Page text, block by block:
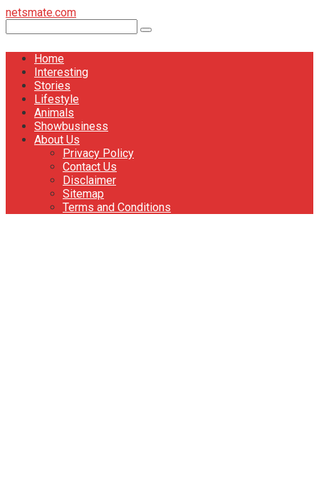
Перейти
контенту
netsmate.com
Home
Interesting
Stories
Lifestyle
Animals
Showbusiness
About Us
Privacy Policy
Contact Us
Disclaimer
Sitemap
Terms and Conditions